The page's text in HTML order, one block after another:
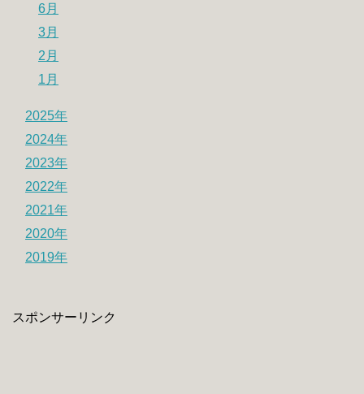
6月
3月
2月
1月
2025年
2024年
2023年
2022年
2021年
2020年
2019年
スポンサーリンク